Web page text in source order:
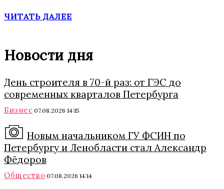
ЧИТАТЬ ДАЛЕЕ
Новости дня
День строителя в 70-й раз: от ГЭС до
современных кварталов Петербурга
Бизнес 07.08.2026 14:15
Новым начальником ГУ ФСИН по
Петербургу и Ленобласти стал Александр
Фёдоров
Общество 07.08.2026 14:14